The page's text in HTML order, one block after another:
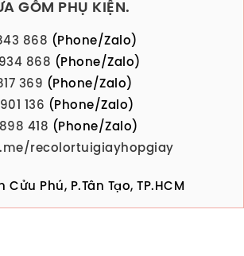
GỒM PHỤ KIỆN.
868 (Phone/Zalo)
868 (Phone/Zalo)
369 (Phone/Zalo)
136 (Phone/Zalo)
418 (Phone/Zalo)
recolortuigiayhopgiay
Phú, P.Tân Tạo, TP.HCM